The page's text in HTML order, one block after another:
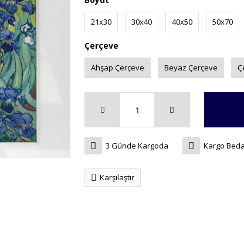
21x30 30x40 40x50 50x70
Çerçeve
Ahşap Çerçeve Beyaz Çerçeve
3 Günde Kargoda Kargo
Karşılaştır